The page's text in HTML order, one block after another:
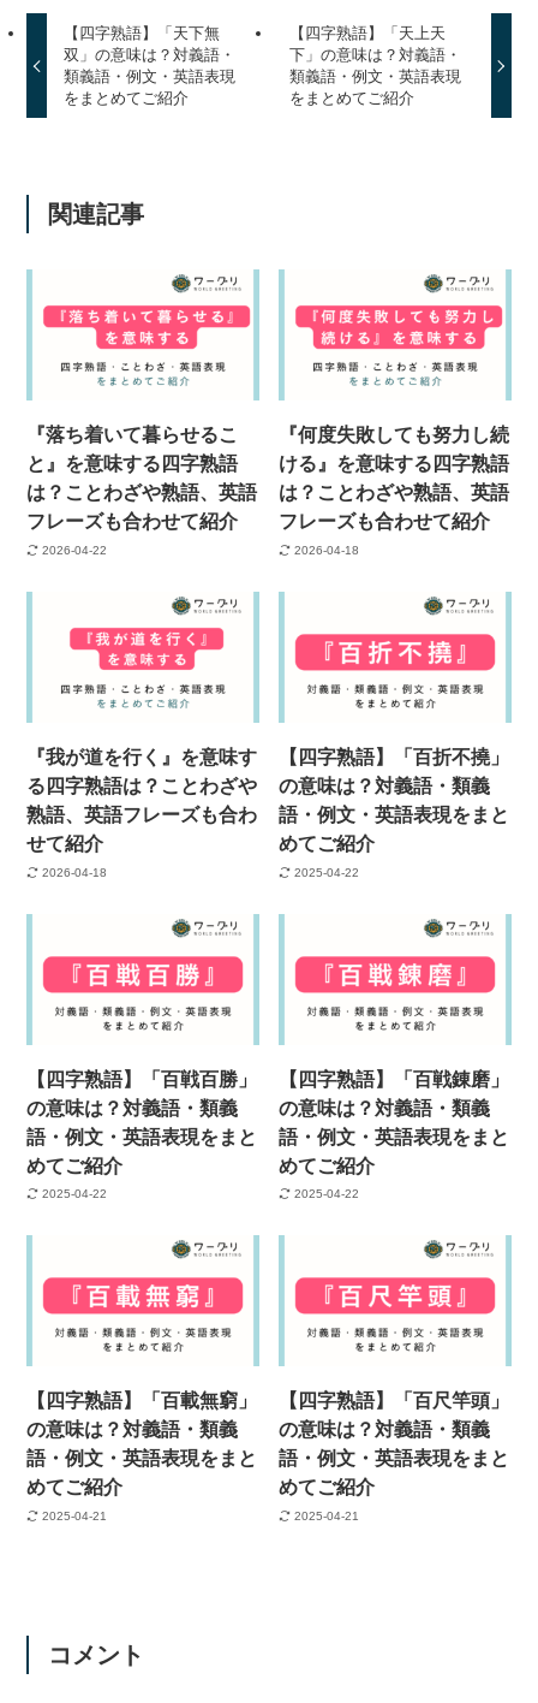
【四字熟語】「天下無
双」の意味は？対義語・
類義語・例文・英語表現
をまとめてご紹介
【四字熟語】「天上天
下」の意味は？対義語・
類義語・例文・英語表現
をまとめてご紹介
関連記事
『落ち着いて暮らせるこ
と』を意味する四字熟語
は？ことわざや熟語、英語
フレーズも合わせて紹介
2026-04-22
『何度失敗しても努力し続
ける』を意味する四字熟語
は？ことわざや熟語、英語
フレーズも合わせて紹介
2026-04-18
『我が道を行く』を意味す
る四字熟語は？ことわざや
熟語、英語フレーズも合わ
せて紹介
2026-04-18
【四字熟語】「百折不撓」
の意味は？対義語・類義
語・例文・英語表現をまと
めてご紹介
2025-04-22
【四字熟語】「百戦百勝」
の意味は？対義語・類義
語・例文・英語表現をまと
めてご紹介
2025-04-22
【四字熟語】「百戦錬磨」
の意味は？対義語・類義
語・例文・英語表現をまと
めてご紹介
2025-04-22
【四字熟語】「百載無窮」
の意味は？対義語・類義
語・例文・英語表現をまと
めてご紹介
2025-04-21
【四字熟語】「百尺竿頭」
の意味は？対義語・類義
語・例文・英語表現をまと
めてご紹介
2025-04-21
コメント